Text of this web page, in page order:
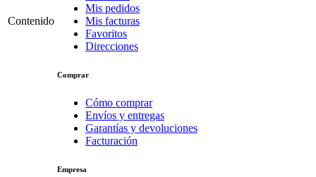
Contenido
Mis pedidos
Mis facturas
Favoritos
Direcciones
Comprar
Cómo comprar
Envíos y entregas
Garantías y devoluciones
Facturación
Empresa